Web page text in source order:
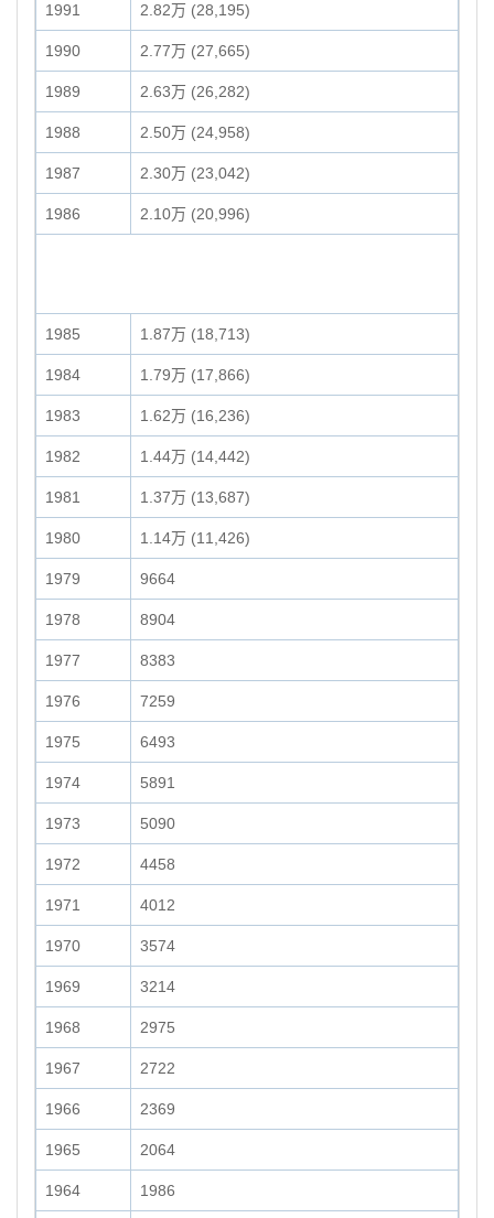
1991 2.82万 (28,195)
1990 2.77万 (27,665)
1989 2.63万 (26,282)
1988 2.50万 (24,958)
1987 2.30万 (23,042)
1986 2.10万 (20,996)
1985 1.87万 (18,713)
1984 1.79万 (17,866)
1983 1.62万 (16,236)
1982 1.44万 (14,442)
1981 1.37万 (13,687)
1980 1.14万 (11,426)
1979 9664
1978 8904
1977 8383
1976 7259
1975 6493
1974 5891
1973 5090
1972 4458
1971 4012
1970 3574
1969 3214
1968 2975
1967 2722
1966 2369
1965 2064
1964 1986